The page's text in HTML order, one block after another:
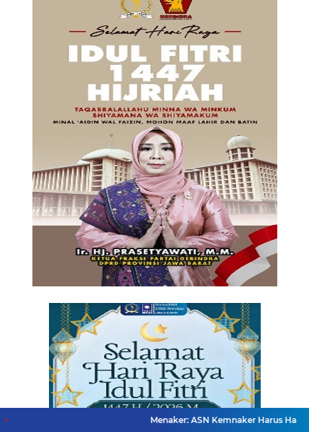
Menaker: ASN Kemnaker Harus Hadirkan Dampak